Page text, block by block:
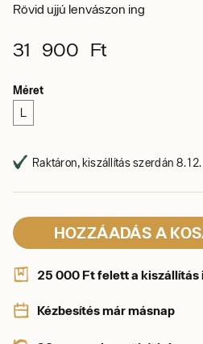
Rövid ujjú lenvászon ing
31 900 Ft
Méret
Raktáron, kiszállítás szerdán 8. 12.
HOZZÁADÁS A
25 000 Ft felett a kiszállítás
Kézbesítés már másnap